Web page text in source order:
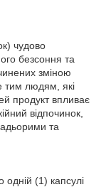
чудово
безсоння та
зміною
тим людям, які
продукт впливає
відпочинок,
та
(1) капсулі